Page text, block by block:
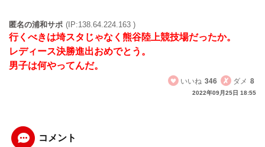
匿名の浦和サポ (IP:138.64.224.163 )
行くべきは埼スタじゃなく熊谷陸上競技場だったか。
レディース決勝進出おめでとう。
男子は何やってんだ。
いいね 346 ダメ 8
2022年09月25日 18:55
コメント